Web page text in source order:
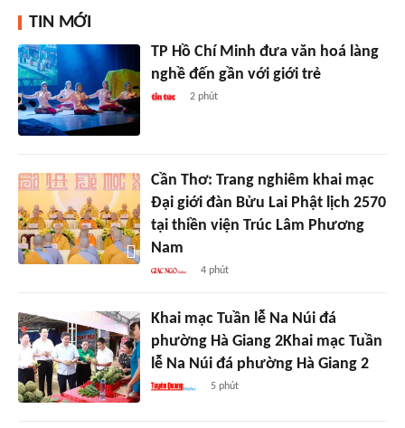
TIN MỚI
TP Hồ Chí Minh đưa văn hoá làng
nghề đến gần với giới trẻ
2 phút
Cần Thơ: Trang nghiêm khai mạc
Đại giới đàn Bửu Lai Phật lịch 2570
tại thiền viện Trúc Lâm Phương
Nam
4 phút
Khai mạc Tuần lễ Na Núi đá
phường Hà Giang 2Khai mạc Tuần
lễ Na Núi đá phường Hà Giang 2
5 phút